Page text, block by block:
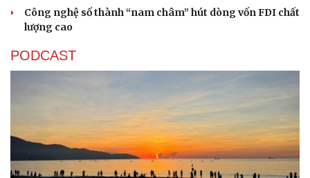
Công nghệ số thành “nam châm” hút dòng vốn FDI chất
lượng cao
PODCAST